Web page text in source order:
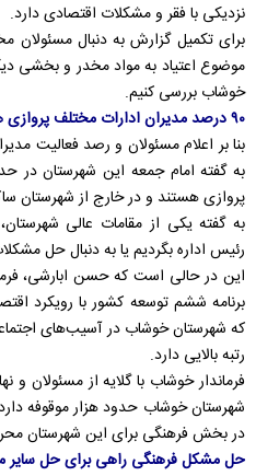
نزدیکی با فقر و مشکلات اقتصادی دارد.
برای تکمیل گزارش به دنبال
موضوع اعتیاد به مواد مخدر و بخشی
خوشاب بررسی کنیم.
۹۰ درصد مدیران ادارات مختلف پروازی هستند
بنا بر اعلام مسئولان و رصد فعالیت
پروازی هستند و در خارج از شهرستان
به گفته یکی از مقامات عالی
رئیس اداره بگردیم یا به دنبال حل
این در حالی است که حسن ابارشی،
برنامه ششم توسعه کشور با رویکرد
که شهرستان خوشاب در آسیب‌های
رتبه بالایی دارد.
فرماندار خوشاب با گلایه از مسئولان و
شهرستان خوشاب حدود هزار موقوفه
در بخش فرهنگی برای این شهرستان
حل مشکل فرهنگی راهی برای حل سایر